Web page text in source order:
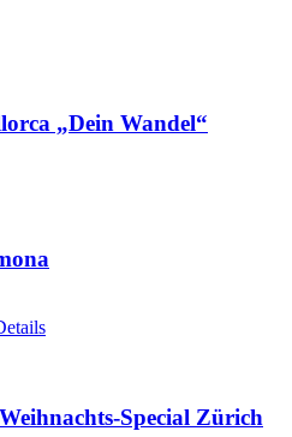
„Dein Wandel“
Special Zürich